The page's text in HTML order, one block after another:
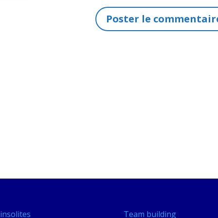
Team building